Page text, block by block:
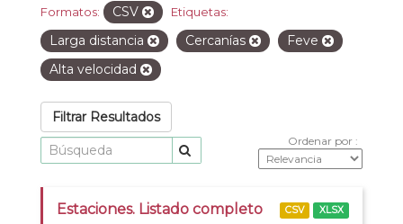
Formatos: CSV Etiquetas:
Larga distancia Cercanías
Feve
Alta velocidad
Filtrar Resultados
Ordenar por
Estaciones. Listado completo CSV XLSX